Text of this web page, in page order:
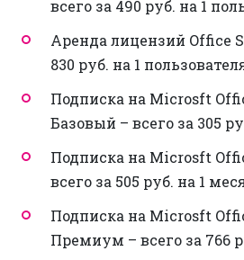
всего за 490 руб. на 1
Аренда лицензий Office
830 руб. на 1
Подписка на Microsft
Базовый – всего за 305
Подписка на Microsft
всего за 505 руб. на 1
Подписка на Microsft
Премиум – всего за 766